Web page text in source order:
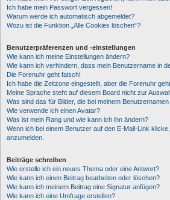
Ich habe mein Passwort vergessen!
Warum werde ich automatisch abgemeldet?
Wozu ist die Funktion „Alle Cookies löschen“?
Benutzerpräferenzen und -einstellungen
Wie kann ich meine Einstellungen ändern?
Wie kann ich verhindern, dass mein Benutzername in
Die Forenuhr geht falsch!
Ich habe die Zeitzone eingestellt, aber die Forenuhr
Meine Sprache steht auf diesem Board nicht zur
Was sind das für Bilder, die bei meinem
Wie verwende ich einen Avatar?
Was ist mein Rang und wie kann ich ihn ändern?
Wenn ich bei einem Benutzer auf den E-Mail-Link
anzumelden.
Beiträge schreiben
Wie erstelle ich ein neues Thema oder eine Antwort?
Wie kann ich einen Beitrag bearbeiten oder löschen?
Wie kann ich meinem Beitrag eine Signatur anfügen?
Wie kann ich eine Umfrage erstellen?